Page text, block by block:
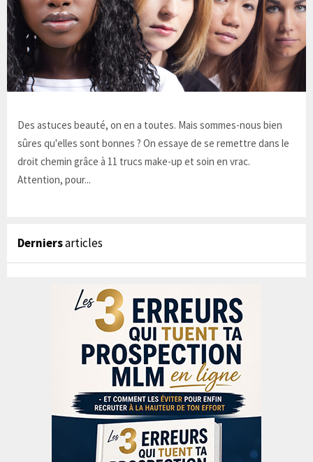
Des astuces beauté, on en a toutes. Mais sommes-nous bien
sûres qu'elles sont bonnes ? On essaye de se remettre dans le
droit chemin grâce à 11 trucs make-up et soin en vrac.
Attention, pour...
Derniersarticles